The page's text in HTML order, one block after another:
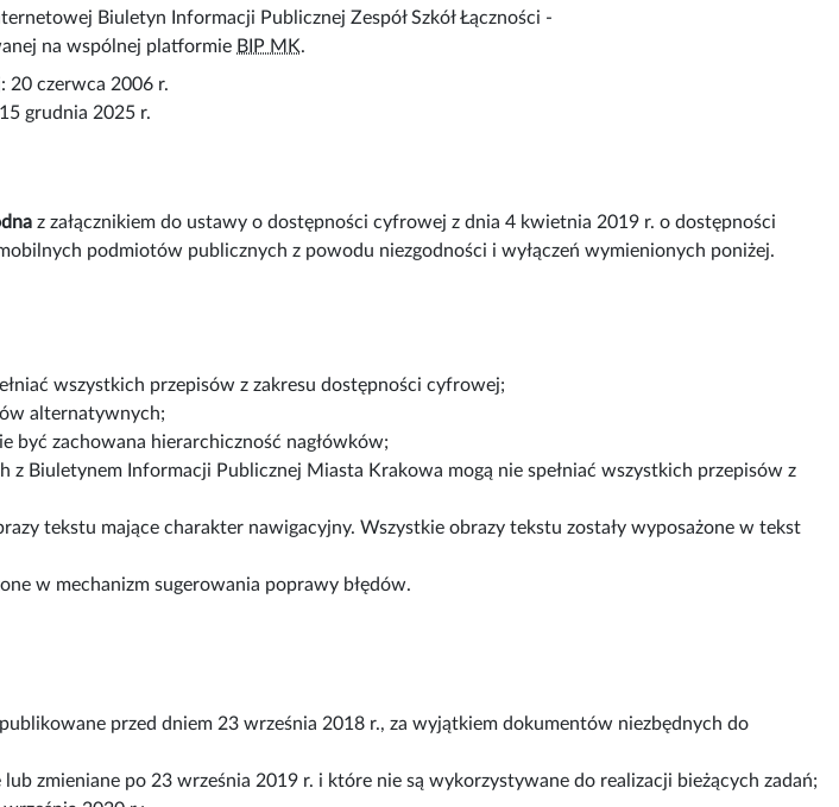
Biuletyn Informacji Publicznej Zespół Szkół Łączności -
na wspólnej platformie BIP MK.
20 czerwca 2006 r.
15 grudnia 2025 r.
z załącznikiem do ustawy o dostępności cyfrowej z dnia 4 kwietnia 2019 r. o dostępności
podmiotów publicznych z powodu niezgodności i wyłączeń wymienionych poniżej.
wszystkich przepisów z zakresu dostępności cyfrowej;
alternatywnych;
być zachowana hierarchiczność nagłówków;
z Biuletynem Informacji Publicznej Miasta Krakowa mogą nie spełniać wszystkich przepisów z
tekstu mające charakter nawigacyjny. Wszystkie obrazy tekstu zostały wyposażone w tekst
w mechanizm sugerowania poprawy błędów.
przed dniem 23 września 2018 r., za wyjątkiem dokumentów niezbędnych do
zmieniane po 23 września 2019 r. i które nie są wykorzystywane do realizacji bieżących zadań;